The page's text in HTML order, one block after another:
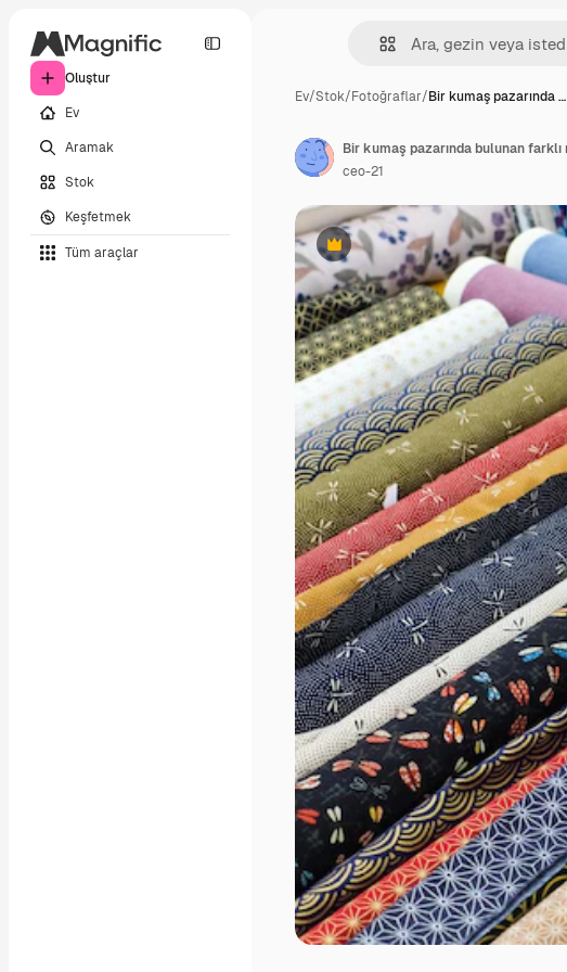
Oluştur
Ev
Aramak
Stok
Keşfetmek
Tüm araçlar
Ev/Stok/Fotoğraflar/Bir kumaş pazarında …
Premium
ceo-21